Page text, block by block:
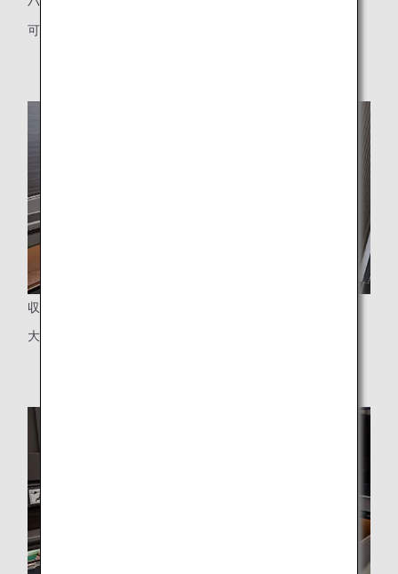
可動式パーティション（中央席のみ）
収納式テーブル
大型テーブル